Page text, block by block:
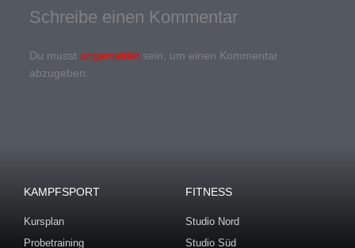
Schreibe einen Kommentar
Du musst angemeldetsein, um einen Kommentar
abzugeben.
KAMPFSPORT
Kursplan
Probetraining
FITNESS
Studio Nord
Studio Süd